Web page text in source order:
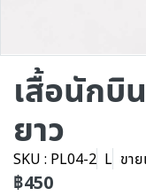
เสื้อนักบิ
ยาว
SKU : PL04-2 L ขา
฿450